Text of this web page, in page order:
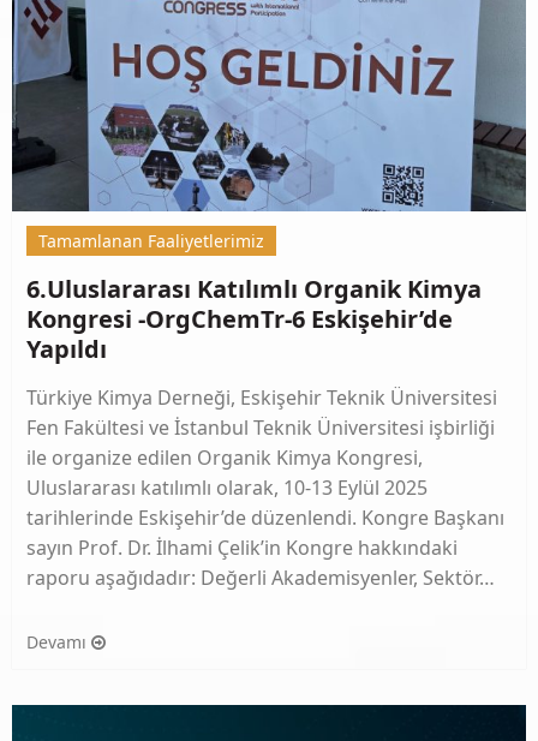
Tamamlanan Faaliyetlerimiz
6.Uluslararası Katılımlı Organik Kimya
Kongresi -OrgChemTr-6 Eskişehir’de
Yapıldı
Türkiye Kimya Derneği, Eskişehir Teknik Üniversitesi
Fen Fakültesi ve İstanbul Teknik Üniversitesi işbirliği
ile organize edilen Organik Kimya Kongresi,
Uluslararası katılımlı olarak, 10-13 Eylül 2025
tarihlerinde Eskişehir’de düzenlendi. Kongre Başkanı
sayın Prof. Dr. İlhami Çelik’in Kongre hakkındaki
raporu aşağıdadır: Değerli Akademisyenler, Sektör…
Devamı